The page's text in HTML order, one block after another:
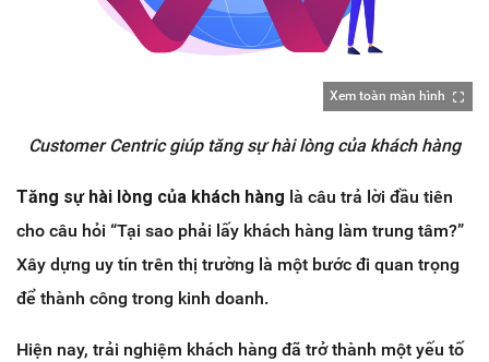
Xem toàn màn hình
Customer Centric giúp tăng sự hài lòng của khách hàng
Tăng sự hài lòng của khách hàng là câu trả lời đầu tiên
cho câu hỏi “Tại sao phải lấy khách hàng làm trung tâm?”
Xây dựng uy tín trên thị trường là một bước đi quan trọng
để thành công trong kinh doanh.
Hiện nay, trải nghiệm khách hàng đã trở thành một yếu tố